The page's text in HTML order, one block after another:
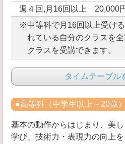
週４回,月16回以上 20,000
※中等科で月16回以上受け
れている自分のクラスを
クラスを受講できます。
タイムテーブル
●高等科（中学生以上～20歳）
基本の動作からはじまり、美
学び、技術力・表現力の向上